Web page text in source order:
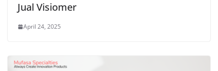
Jual Visiomer
April 24, 2025